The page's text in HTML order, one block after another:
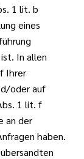
1 lit. b
eines
In allen
Ihrer
oder auf
1 lit. f
an der
haben.